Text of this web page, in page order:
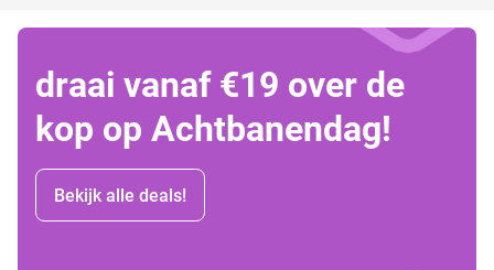
draai vanaf €19 over de
kop op Achtbanendag!
Bekijk alle deals!